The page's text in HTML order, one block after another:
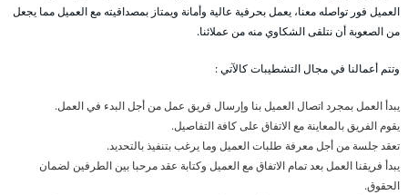
العميل فور تواصله معنا، يعمل بحرفية عالية وأمانة ويمتاز بمصداقيته مع العميل مما يجعل
من الصعوبة أن نتلقى الشكاوي منه من عملائنا.
وتتم أعمالنا في مجال التشطيبات كالآتي :
يبدأ العمل بمجرد اتصال العميل بنا وإرسال فريق عمل من أجل البدء في العمل.
يقوم الفريق بالمعاينة مع الاتفاق على كافة التفاصيل.
تعقد جلسة من أجل معرفة طلبات العميل وما يرغب بتنفيذ بالتحديد.
يبدأ فريقنا العمل بعد تمام الاتفاق مع العميل وكتابة عقد مرحبا بين الطرفين لضمان
الحقوق.